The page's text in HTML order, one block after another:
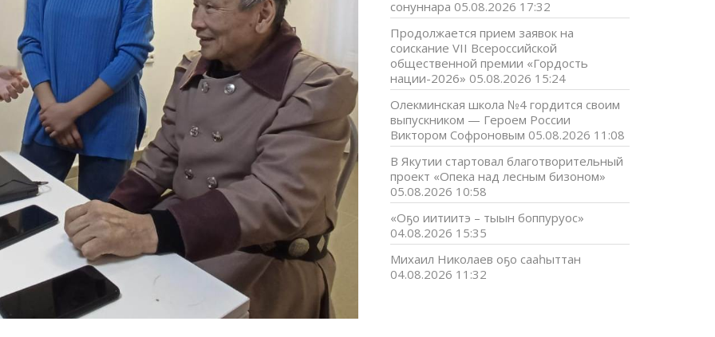
сонуннара 05.08.2026 17:32
Продолжается прием заявок на
соискание VII Всероссийской
общественной премии «Гордость
нации-2026» 05.08.2026 15:24
Олекминская школа №4 гордится своим
выпускником — Героем России
Виктором Софроновым 05.08.2026 11:08
В Якутии стартовал благотворительный
проект «Опека над лесным бизоном»
05.08.2026 10:58
«Оҕо иитиитэ – тыын боппуруос»
04.08.2026 15:35
Михаил Николаев оҕо сааһыттан
04.08.2026 11:32